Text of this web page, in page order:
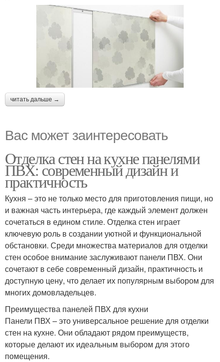
читать дальше →
Вас может заинтересовать
Отделка стен на кухне панелями
ПВХ: современный дизайн и
практичность
Кухня – это не только место для приготовления пищи, но
и важная часть интерьера, где каждый элемент должен
сочетаться в едином стиле. Отделка стен играет
ключевую роль в создании уютной и функциональной
обстановки. Среди множества материалов для отделки
стен особое внимание заслуживают панели ПВХ. Они
сочетают в себе современный дизайн, практичность и
доступную цену, что делает их популярным выбором для
многих домовладельцев.
Преимущества панелей ПВХ для кухни
Панели ПВХ – это универсальное решение для отделки
стен на кухне. Они обладают рядом преимуществ,
которые делают их идеальным выбором для этого
помещения.